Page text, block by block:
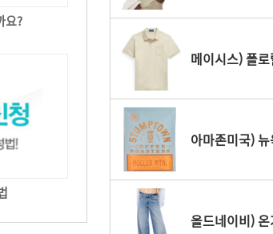
요?
메이시스) 폴
아마존미국)
올드네이비)